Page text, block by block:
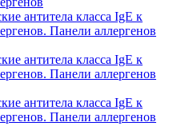
антитела класса IgE к
Панели аллергенов
антитела класса IgE к
Панели аллергенов
антитела класса IgE к
Панели аллергенов